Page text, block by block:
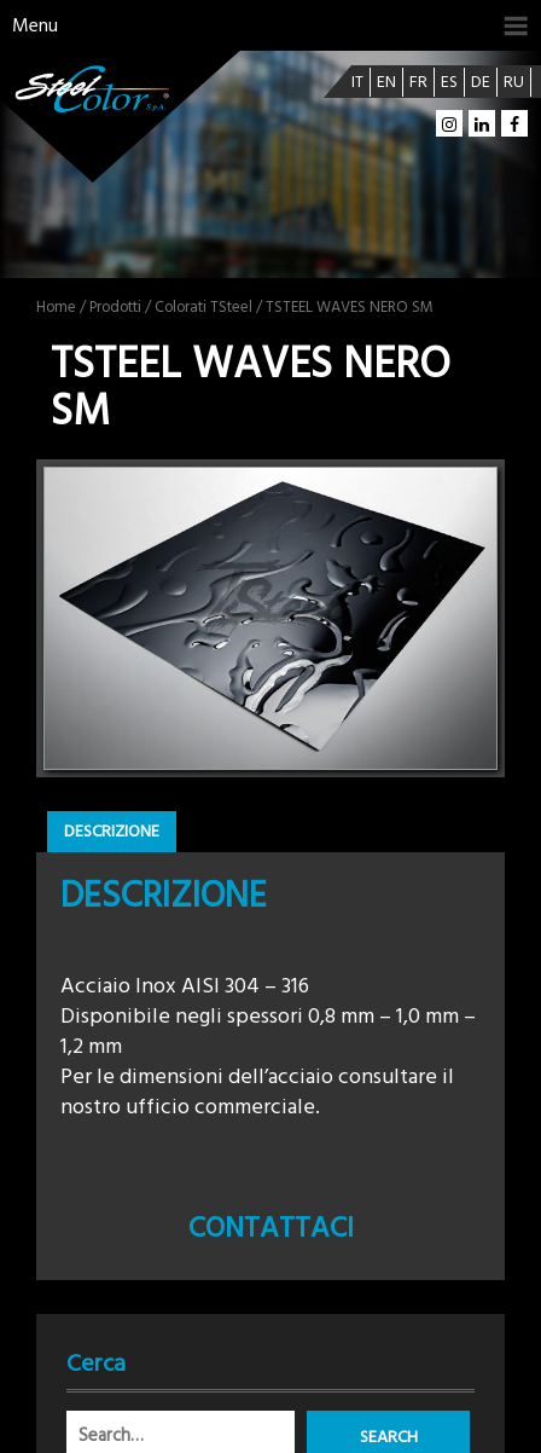
Menu
IT EN FR ES DE RU
Home /Prodotti /Colorati TSteel / TSTEEL WAVES NERO SM
TSTEEL WAVES NERO
SM
DESCRIZIONE
DESCRIZIONE
Acciaio Inox AISI 304 – 316
Disponibile negli spessori 0,8 mm – 1,0 mm –
1,2 mm
Per le dimensioni dell’acciaio consultare il
nostro ufficio commerciale.
CONTATTACI
Cerca